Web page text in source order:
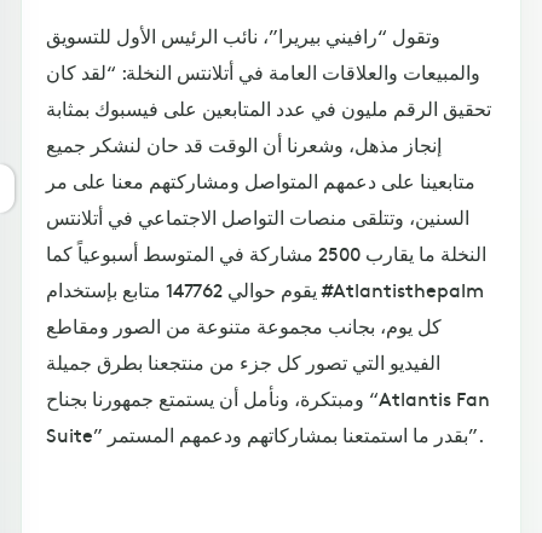
وتقول “رافيني بيريرا”، نائب الرئيس الأول للتسويق
والمبيعات والعلاقات العامة في أتلانتس النخلة: “لقد كان
تحقيق الرقم مليون في عدد المتابعين على فيسبوك بمثابة
إنجاز مذهل، وشعرنا أن الوقت قد حان لنشكر جميع
متابعينا على دعمهم المتواصل ومشاركتهم معنا على مر
السنين، وتتلقى منصات التواصل الاجتماعي في أتلانتس
النخلة ما يقارب 2500 مشاركة في المتوسط أسبوعياً كما
يقوم حوالي 147762 متابع بإستخدام #Atlantisthepalm
كل يوم، بجانب مجموعة متنوعة من الصور ومقاطع
الفيديو التي تصور كل جزء من منتجعنا بطرق جميلة
ومبتكرة، ونأمل أن يستمتع جمهورنا بجناح “Atlantis Fan
Suite” بقدر ما استمتعنا بمشاركاتهم ودعمهم المستمر”.